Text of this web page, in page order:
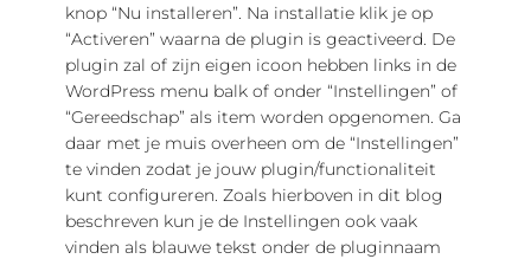
knop “Nu installeren”. Na installatie klik je op
“Activeren” waarna de plugin is geactiveerd. De
plugin zal of zijn eigen icoon hebben links in de
WordPress menu balk of onder “Instellingen” of
“Gereedschap” als item worden opgenomen. Ga
daar met je muis overheen om de “Instellingen”
te vinden zodat je jouw plugin/functionaliteit
kunt configureren. Zoals hierboven in dit blog
beschreven kun je de Instellingen ook vaak
vinden als blauwe tekst onder de pluginnaam